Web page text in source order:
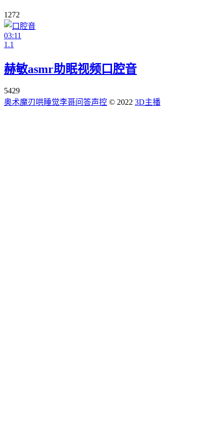
1272
03:11
1.1
赫敏asmr助眠视频口腔音
5429
奥术魔刃 哄睡觉李哥问答声控 © 2022 3D主播